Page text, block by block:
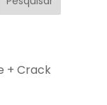
+ Crack